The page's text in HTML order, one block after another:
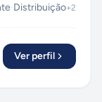
·Distribuição+2
Ver perfil